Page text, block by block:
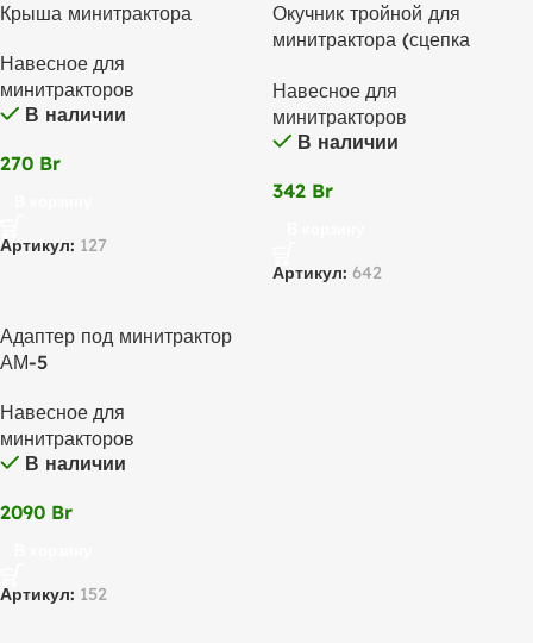
Крыша минитрактора
Навесное для
минитракторов
В наличии
270 Br
Артикул: 127
Окучник тройной для
минитрактора (сцепка
Навесное для
минитракторов
В наличии
342 Br
Артикул: 642
Адаптер под минитрактор
АМ-5
Навесное для
минитракторов
В наличии
2090 Br
Артикул: 152